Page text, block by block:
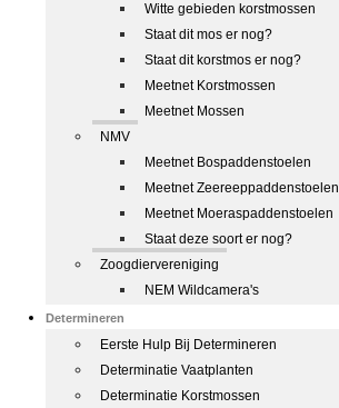
Witte gebieden korstmossen
Staat dit mos er nog?
Staat dit korstmos er nog?
Meetnet Korstmossen
Meetnet Mossen
NMV
Meetnet Bospaddenstoelen
Meetnet Zeereeppaddenstoelen
Meetnet Moeraspaddenstoelen
Staat deze soort er nog?
Zoogdiervereniging
NEM Wildcamera's
Determineren
Eerste Hulp Bij Determineren
Determinatie Vaatplanten
Determinatie Korstmossen